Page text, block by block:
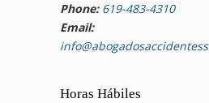
Phone: 619-483-4310
Email:
Horas Hábiles